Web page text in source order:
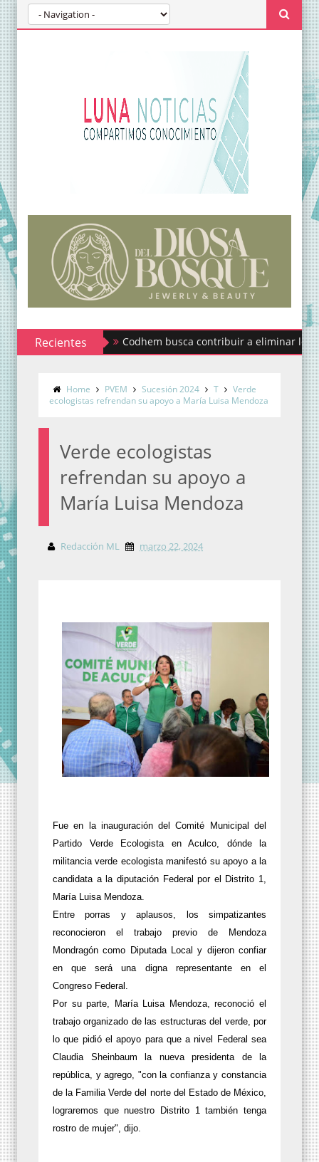
RecientesCodhem busca contribuir a eliminar los
Home PVEM Sucesión 2024 T
Verde
ecologistas refrendan su apoyo a María Luisa Mendoza
Verde ecologistas
refrendan su apoyo a
María Luisa Mendoza
Redacción ML marzo 22, 2024
Fue en la inauguración del Comité Municipal del
Partido Verde Ecologista en Aculco, dónde la
militancia verde ecologista manifestó su apoyo a la
candidata a la diputación Federal por el Distrito 1,
María Luisa Mendoza.
Entre porras y aplausos, los simpatizantes
reconocieron el trabajo previo de Mendoza
Mondragón como Diputada Local y dijeron confiar
en que será una digna representante en el
Congreso Federal.
Por su parte, María Luisa Mendoza, reconoció el
trabajo organizado de las estructuras del verde, por
lo que pidió el apoyo para que a nivel Federal sea
Claudia Sheinbaum la nueva presidenta de la
república, y agrego, "con la confianza y constancia
de la Familia Verde del norte del Estado de México,
lograremos que nuestro Distrito 1 también tenga
rostro de mujer", dijo.